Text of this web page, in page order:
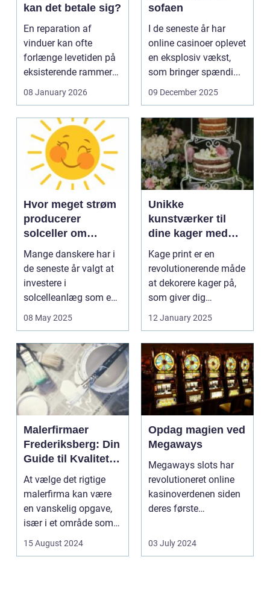
kan det betale sig?
En reparation af
vinduer kan ofte
forlænge levetiden på
eksisterende rammer
08 January 2026
sofaen
I de seneste år har
online casinoer oplevet
en eksplosiv vækst,
som bringer spændi...
09 December 2025
Hvor meget strøm
producerer
solceller om
vinteren?
Mange danskere har i
de seneste år valgt at
investere i
solcelleanlæg som en
08 May 2025
Unikke
kunstværker til
dine kager med
kage print
Kage print er en
revolutionerende måde
at dekorere kager på,
som giver dig
12 January 2025
Malerfirmaer
Frederiksberg: Din
Guide til Kvalitet
og Service
At vælge det rigtige
malerfirma kan være
en vanskelig opgave,
især i et område som
15 August 2024
Opdag magien ved
Megaways
Megaways slots har
revolutioneret online
kasinoverdenen siden
deres første
spillea...
03 July 2024